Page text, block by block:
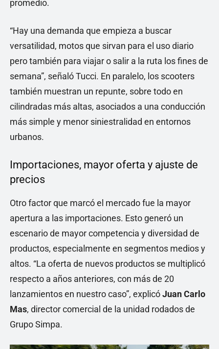
promedio.
“Hay una demanda que empieza a buscar
versatilidad, motos que sirvan para el uso diario
pero también para viajar o salir a la ruta los fines de
semana”, señaló Tucci. En paralelo, los scooters
también muestran un repunte, sobre todo en
cilindradas más altas, asociados a una conducción
más simple y menor siniestralidad en entornos
urbanos.
Importaciones, mayor oferta y ajuste de
precios
Otro factor que marcó el mercado fue la mayor
apertura a las importaciones. Esto generó un
escenario de mayor competencia y diversidad de
productos, especialmente en segmentos medios y
altos. “La oferta de nuevos productos se multiplicó
respecto a años anteriores, con más de 20
lanzamientos en nuestro caso”, explicóJuan Carlo
Mas, director comercial de la unidad rodados de
Grupo Simpa.